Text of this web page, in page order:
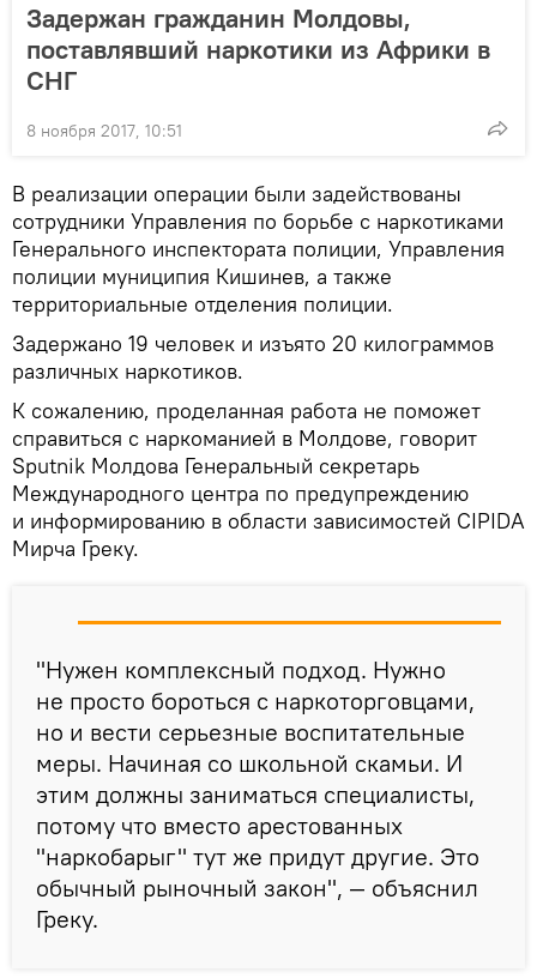
Задержан гражданин Молдовы,
поставлявший наркотики из Африки в
СНГ
8 ноября 2017, 10:51
В реализации операции были задействованы
сотрудники Управления по борьбе с наркотиками
Генерального инспектората полиции, Управления
полиции муниципия Кишинев, а также
территориальные отделения полиции.
Задержано 19 человек и изъято 20 килограммов
различных наркотиков.
К сожалению, проделанная работа не поможет
справиться с наркоманией в Молдове, говорит
Sputnik Молдова Генеральный секретарь
Международного центра по предупреждению
и информированию в области зависимостей CIPIDA
Мирча Греку.
"Нужен комплексный подход. Нужно
не просто бороться с наркоторговцами,
но и вести серьезные воспитательные
меры. Начиная со школьной скамьи. И
этим должны заниматься специалисты,
потому что вместо арестованных
"наркобарыг" тут же придут другие. Это
обычный рыночный закон", — объяснил
Греку.